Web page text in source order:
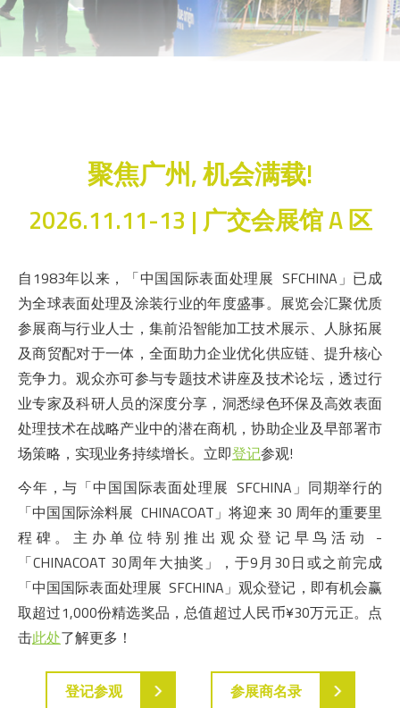
聚焦广州, 机会满载!
2026.11.11-13 | 广交会展馆 A 区
自1983年以来，「中国国际表面处理展 SFCHINA」已成
为全球表面处理及涂装行业的年度盛事。展览会汇聚优质
参展商与行业人士，集前沿智能加工技术展示、人脉拓展
及商贸配对于一体，全面助力企业优化供应链、提升核心
竞争力。观众亦可参与专题技术讲座及技术论坛，透过行
业专家及科研人员的深度分享，洞悉绿色环保及高效表面
处理技术在战略产业中的潜在商机，协助企业及早部署市
场策略，实现业务持续增长。立即登记参观!
今年，与「中国国际表面处理展 SFCHINA」同期举行的
「中国国际涂料展 CHINACOAT」将迎来 30 周年的重要里
程碑。主办单位特别推出观众登记早鸟活动 -
「CHINACOAT 30周年大抽奖」，于9月30日或之前完成
「中国国际表面处理展 SFCHINA」观众登记，即有机会赢
取超过1,000份精选奖品，总值超过人民币¥30万元正。点
击此处了解更多！
登记参观
参展商名录